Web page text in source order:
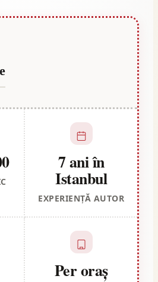
7 ani în
Istanbul
EXPERIENȚĂ AUTOR
Per oraș